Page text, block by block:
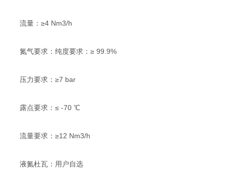
流量：≥4 Nm3/h
氮气要求：纯度要求：≥ 99.9%
压力要求：≥7 bar
露点要求：≤ -70 ℃
流量要求：≥12 Nm3/h
液氮杜瓦：用户自选